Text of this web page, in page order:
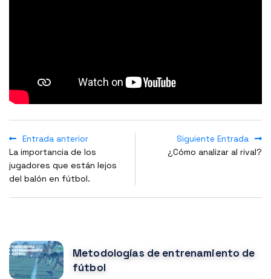
Entrada anterior
La importancia de los
jugadores que están lejos
del balón en fútbol.
Siguiente Entrada
¿Cómo analizar al rival?
Metodologías de entrenamiento de
fútbol